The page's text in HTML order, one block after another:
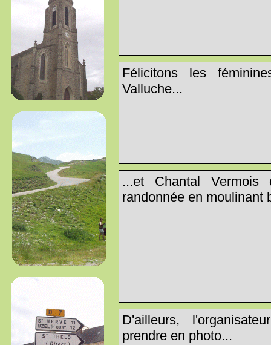
Félicitons les
Valluche...
...et Chantal
randonnée en moulinant
D'ailleurs,
prendre en photo...